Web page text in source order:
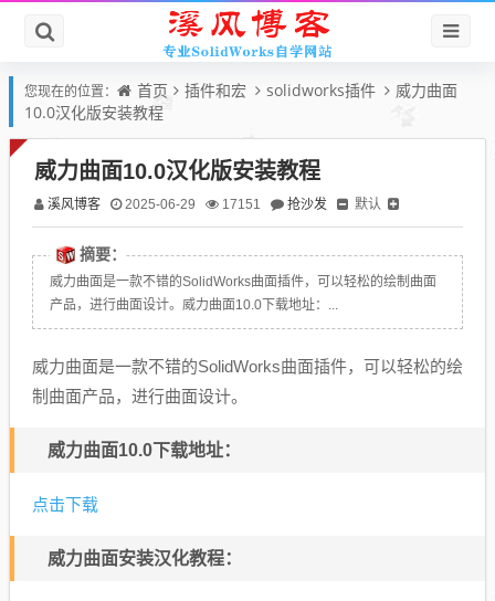
您现在的位置： 首页 插件和宏 solidworks插件
威力曲面
10.0汉化版安装教程
威力曲面10.0汉化版安装教程
溪风博客 2025-06-29 17151 抢沙发 默认
摘要：
威力曲面是一款不错的SolidWorks曲面插件，可以轻松的绘制曲面
产品，进行曲面设计。威力曲面10.0下载地址：...
威力曲面是一款不错的SolidWorks曲面插件，可以轻松的绘
制曲面产品，进行曲面设计。
威力曲面10.0下载地址：
点击下载
威力曲面安装汉化教程：